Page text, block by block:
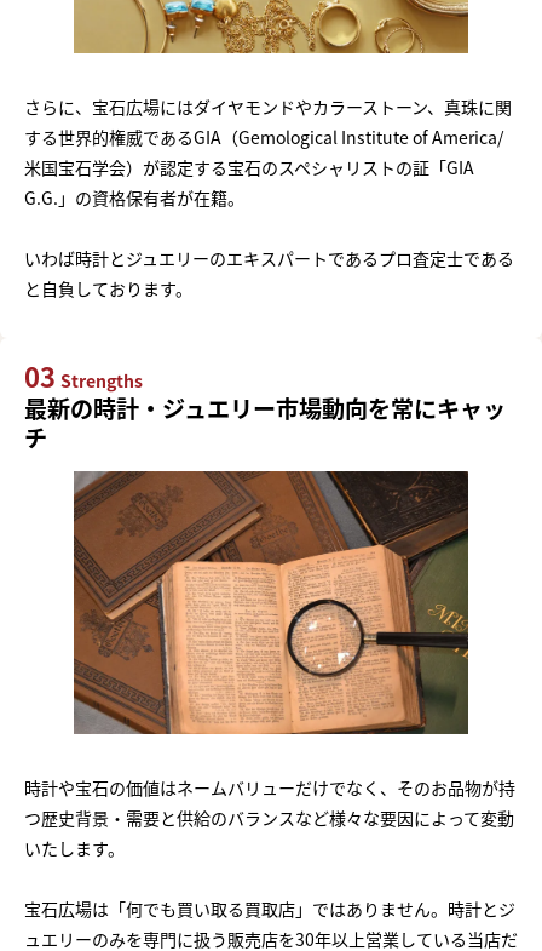
さらに、宝石広場にはダイヤモンドやカラーストーン、真珠に関
する世界的権威であるGIA（Gemological Institute of America/
米国宝石学会）が認定する宝石のスペシャリストの証「GIA
G.G.」の資格保有者が在籍。
いわば時計とジュエリーのエキスパートであるプロ査定士である
と自負しております。
03 Strengths
最新の時計・ジュエリー市場動向を常にキャッ
チ
時計や宝石の価値はネームバリューだけでなく、そのお品物が持
つ歴史背景・需要と供給のバランスなど様々な要因によって変動
いたします。
宝石広場は「何でも買い取る買取店」ではありません。時計とジ
ュエリーのみを専門に扱う販売店を30年以上営業している当店だ